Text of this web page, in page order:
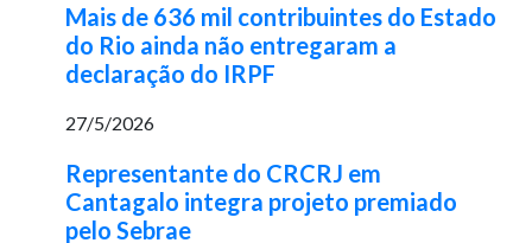
Mais de 636 mil contribuintes do Estado
do Rio ainda não entregaram a
declaração do IRPF
27/5/2026
Representante do CRCRJ em
Cantagalo integra projeto premiado
pelo Sebrae